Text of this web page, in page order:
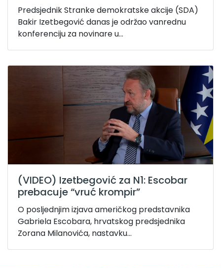
Predsjednik Stranke demokratske akcije (SDA)
Bakir Izetbegović danas je održao vanrednu
konferenciju za novinare u...
(VIDEO) Izetbegović za N1: Escobar
prebacuje “vruć krompir”
O posljednjim izjava američkog predstavnika
Gabriela Escobara, hrvatskog predsjednika
Zorana Milanovića, nastavku...